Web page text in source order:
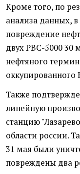
Кроме того, по
анализа данных,
повреждение
двух РВС-5000 30
нефтяного
Также
линейную
станцию
области россии.
31 мая были
повреждены два